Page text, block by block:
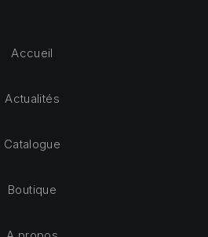
Accueil
Actualités
Catalogue
Boutique